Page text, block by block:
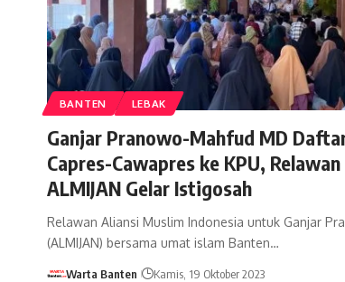
BANTEN LEBAK
Ganjar Pranowo-Mahfud MD
Capres-Cawapres ke KPU, Relawan
ALMIJAN Gelar Istigosah
Relawan Aliansi Muslim Indonesia untuk Ganjar
(ALMIJAN) bersama umat islam Banten…
Warta Banten Kamis, 19 Oktober 2023